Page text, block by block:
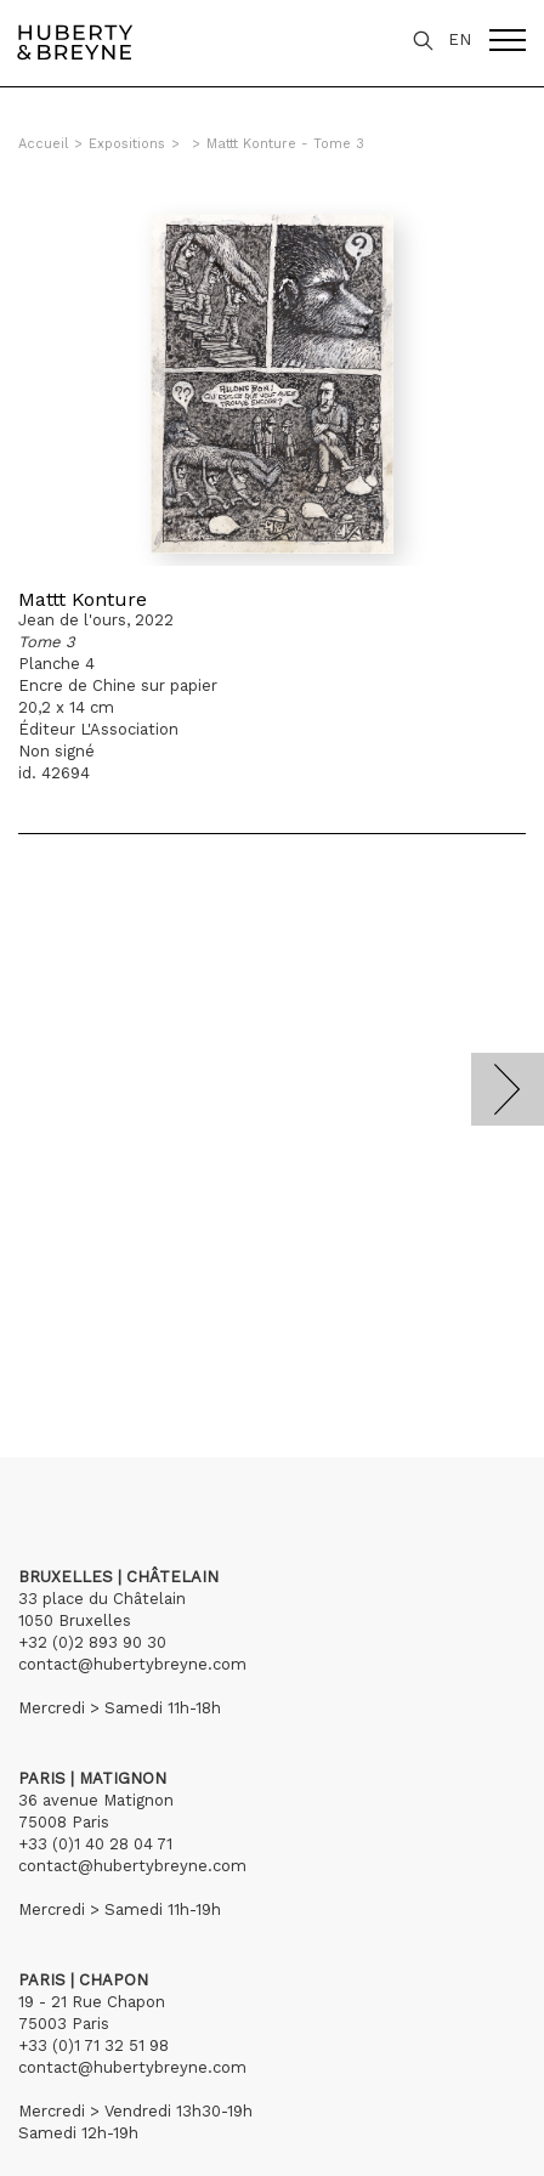
EN
Accueil > Expositions > > Mattt Konture - Tome 3
Mattt Konture
Jean de l'ours, 2022
Tome 3
Planche 4
Encre de Chine sur papier
20,2 x 14 cm
Éditeur L'Association
Non signé
id. 42694
BRUXELLES | CHÂTELAIN
33 place du Châtelain
1050 Bruxelles
+32 (0)2 893 90 30
contact@hubertybreyne.com
Mercredi > Samedi 11h-18h
PARIS | MATIGNON
36 avenue Matignon
75008 Paris
+33 (0)1 40 28 04 71
contact@hubertybreyne.com
Mercredi > Samedi 11h-19h
PARIS | CHAPON
19 - 21 Rue Chapon
75003 Paris
+33 (0)1 71 32 51 98
contact@hubertybreyne.com
Mercredi > Vendredi 13h30-19h
Samedi 12h-19h